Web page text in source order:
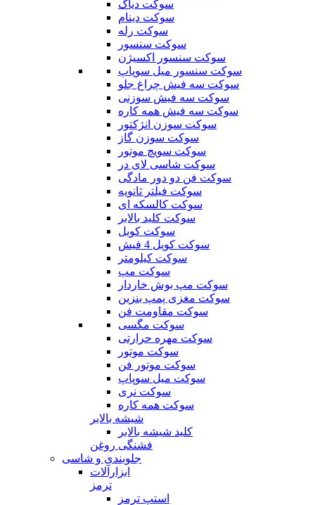
سوکت دیاگ
سوکت دینام
سوکت رله
سوکت سنسور
سوکت سنسور اکسیژن
سوکت سنسور میل سوپاپ
سوکت سه فیش چراغ جلو
سوکت سه فیش سوزنی
سوکت سه فیش همه کاره
سوکت سوزن انژکتور
سوکت سوزن گاز
سوکت سویچ موتور
سوکت شاسی لای در
سوکت فن دو دور مادگی
سوکت فیلتر ثانویه
سوکت کالسکه ای
سوکت کلید بالابر
سوکت کویل
سوکت کویل 4 فیش
سوکت کیلومتر
سوکت مپ
سوکت مپ بوش خاردار
سوکت مغزی پمپ بنزین
سوکت مقاومت فن
سوکت مگسی
سوکت مهره حرارتی
سوکت موتور
سوکت موتور فن
سوکت میل سوپاپ
سوکت نری
سوکت همه کاره
شیشه بالابر
کلید شیشه بالابر
فشنگی روغن
جلوبندی و شاسی
ابزارآلات
ترمز
استپ ترمز